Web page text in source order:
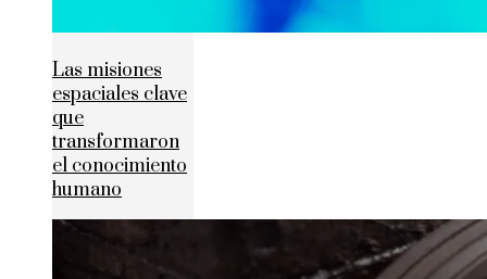
Las misiones
espaciales clave
que
transformaron
el conocimiento
humano